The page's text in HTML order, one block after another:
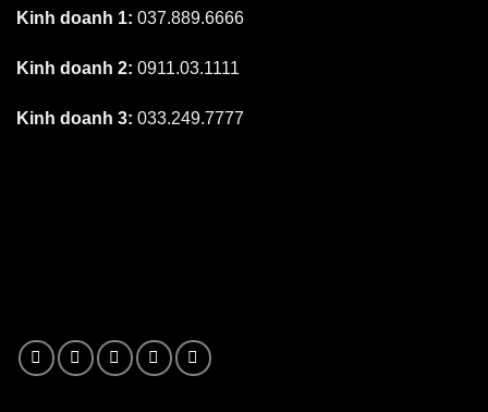
Kinh doanh 1: 037.889.6666
Kinh doanh 2: 0911.03.1111
Kinh doanh 3: 033.249.7777